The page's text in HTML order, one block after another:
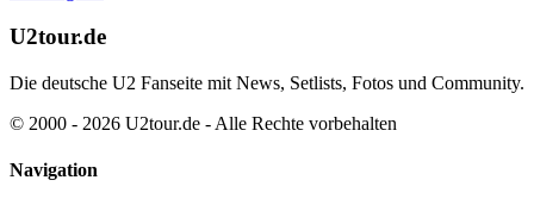
U2tour.de
Die deutsche U2 Fanseite mit News, Setlists, Fotos und Community.
© 2000 - 2026 U2tour.de - Alle Rechte vorbehalten
Navigation